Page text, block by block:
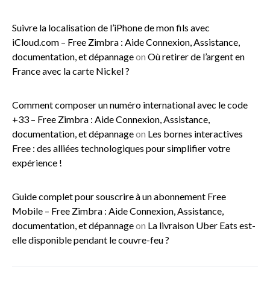
Suivre la localisation de l’iPhone de mon fils avec
iCloud.com – Free Zimbra : Aide Connexion, Assistance,
documentation, et dépannageon Où retirer de l’argent en
France avec la carte Nickel ?
Comment composer un numéro international avec le code
+33 – Free Zimbra : Aide Connexion, Assistance,
documentation, et dépannageon Les bornes interactives
Free : des alliées technologiques pour simplifier votre
expérience !
Guide complet pour souscrire à un abonnement Free
Mobile – Free Zimbra : Aide Connexion, Assistance,
documentation, et dépannageon La livraison Uber Eats est-
elle disponible pendant le couvre-feu ?